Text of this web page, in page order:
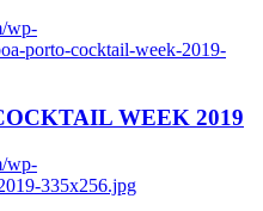
wp-
porto-cocktail-week-2019-
WEEK 2019
wp-
335x256.jpg